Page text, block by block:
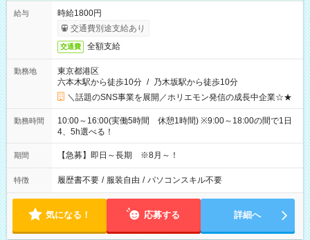
給与
時給1800円
交通費別途支給あり
交通費 全額支給
勤務地
東京都港区
六本木駅から徒歩10分 / 乃木坂駅から徒歩10分
＼話題のSNS事業を展開／ホリエモン発信の成長中企業☆★
勤務時間
10:00～16:00(実働5時間 休憩1時間) ※9:00～18:00の間で1日
4、5h選べる！
期間 【急募】即日～長期 ※8月～！
特徴 履歴書不要 / 服装自由 / パソコンスキル不要
気になる！ 応募する 詳細へ